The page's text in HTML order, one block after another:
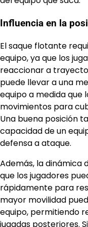
Influencia en la
El saque flotante
equipo, ya que los
reaccionar a
puede llevar a una
equipo a medida que
movimientos para
Una buena posición
capacidad de un
defensa a ataque.
Además, la dinámica
que los jugadores
rápidamente para
mayor movilidad
equipo, permitiendo
jugadas posteriores.